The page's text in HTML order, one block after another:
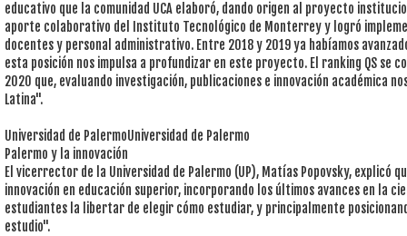
educativo que la comunidad UCA elaboró, dando origen al proyecto
aporte colaborativo del Instituto Tecnológico de Monterrey y logró
docentes y personal administrativo. Entre 2018 y 2019 ya habíamos
esta posición nos impulsa a profundizar en este proyecto. El ranking QS se
2020 que, evaluando investigación, publicaciones e innovación académica
Latina".
Universidad de PalermoUniversidad de Palermo
Palermo y la innovación
El vicerrector de la Universidad de Palermo (UP), Matías Popovsky, explicó
innovación en educación superior, incorporando los últimos avances en la
estudiantes la libertar de elegir cómo estudiar, y principalmente
estudio".